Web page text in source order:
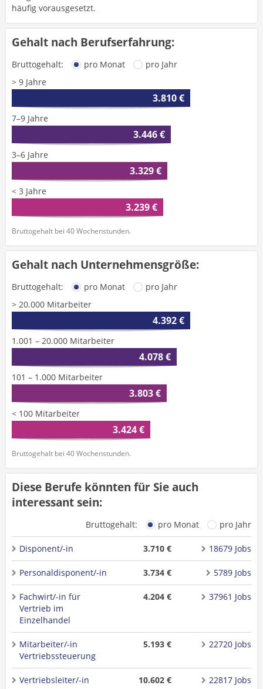
häufig vorausgesetzt.
Gehalt nach Berufserfahrung:
Bruttogehalt: pro Monat
pro Jahr
> 9 Jahre
3.810 €
7–9 Jahre
3.446 €
3–6 Jahre
3.329 €
< 3 Jahre
3.239 €
Bruttogehalt bei 40 Wochenstunden.
Gehalt nach Unternehmensgröße:
Bruttogehalt: pro Monat
pro Jahr
> 20.000 Mitarbeiter
4.392 €
1.001 – 20.000 Mitarbeiter
4.078 €
101 – 1.000 Mitarbeiter
3.803 €
< 100 Mitarbeiter
3.424 €
Bruttogehalt bei 40 Wochenstunden.
Diese Berufe könnten für Sie auch
interessant sein:
Bruttogehalt: pro Monat pro Jahr
Disponent/-in 3.710 € 18679 Jobs
Personaldisponent/-in 3.734 € 5789 Jobs
Fachwirt/-in für
Vertrieb im
Einzelhandel
4.204 € 37961 Jobs
Mitarbeiter/-in
Vertriebssteuerung
5.193 € 22720 Jobs
Vertriebsleiter/-in 10.602 € 22817 Jobs